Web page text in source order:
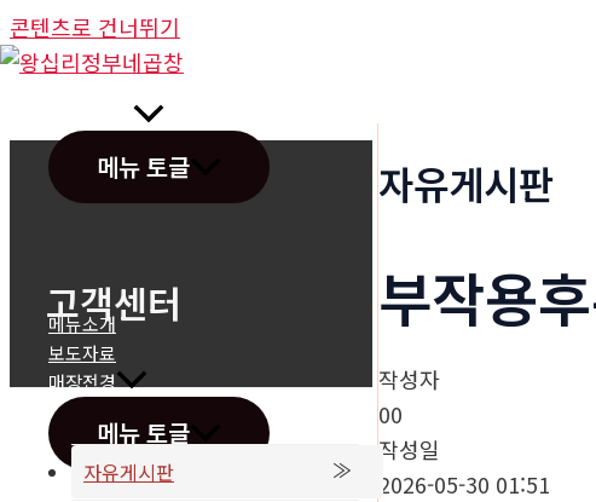
콘텐츠로 건너뛰기
메뉴 토글
메뉴소개
보도자료
매장전경
메뉴 토글
고객센터
자유게시판
자유게시판
부작용
작성자
00
작성일
2026-05-30 01:51